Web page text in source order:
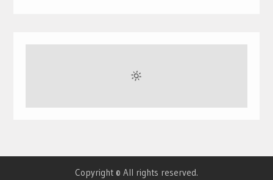
Copyright © All rights reserved.